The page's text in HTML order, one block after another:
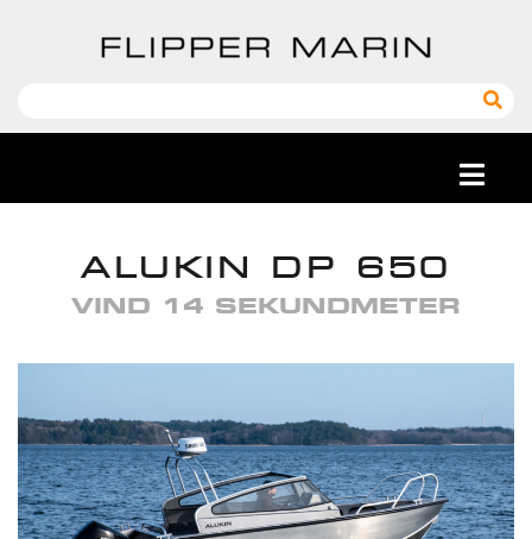
ALUKIN DP 650
VIND 14 SEKUNDMETER